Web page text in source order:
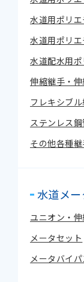
水道用ポリ
水道用ポリエ
水道配水用
伸縮継手・
フレキシブ
ステンレス
その他各種
水道メ
ユニオン・
メータセット
メータバイ